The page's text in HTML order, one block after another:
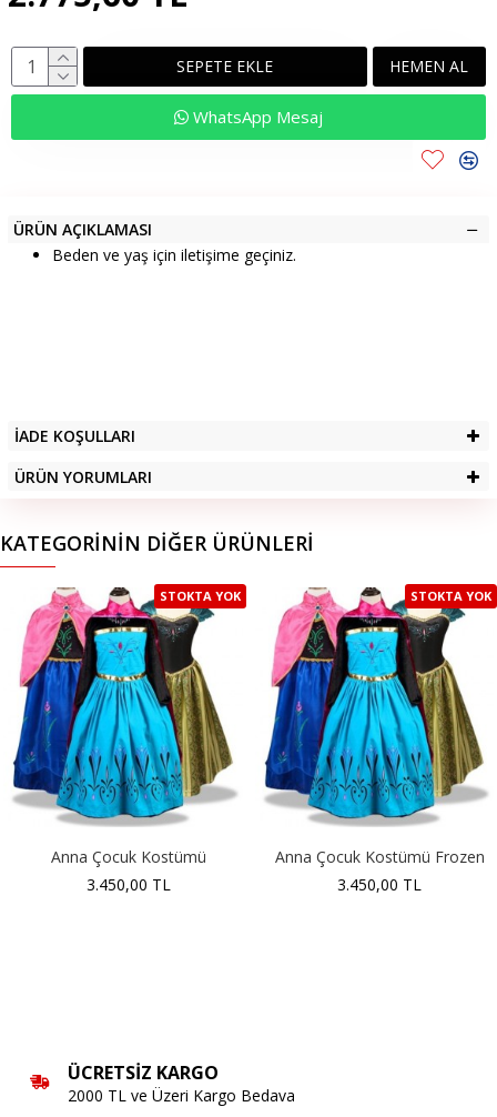
SEPETE EKLE HEMEN AL
WhatsApp Mesaj
ÜRÜN AÇIKLAMASI
Beden ve yaş için iletişime geçiniz.
İADE KOŞULLARI
ÜRÜN YORUMLARI
KATEGORININ DIĞER ÜRÜNLERI
STOKTA YOK
Anna Çocuk Kostümü
3.450,00 TL
STOKTA YOK
Anna Çocuk Kostümü Frozen
3.450,00 TL
ÜCRETSIZ KARGO
2000 TL ve Üzeri Kargo Bedava